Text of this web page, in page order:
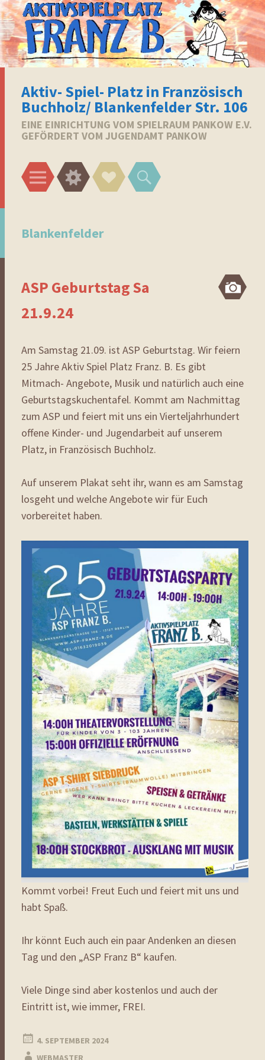
Aktiv- Spiel- Platz in Französisch
Buchholz/ Blankenfelder Str. 106
EINE EINRICHTUNG VOM SPIELRAUM PANKOW E.V.
GEFÖRDERT VOM JUGENDAMT PANKOW
Menü WidgetsSocial-
Links
Suchen
Blankenfelder
ASP Geburtstag Sa
21.9.24
Am Samstag 21.09. ist ASP Geburtstag. Wir feiern
25 Jahre Aktiv Spiel Platz Franz. B. Es gibt
Mitmach- Angebote, Musik und natürlich auch eine
Geburtstagskuchentafel. Kommt am Nachmittag
zum ASP und feiert mit uns ein Vierteljahrhundert
offene Kinder- und Jugendarbeit auf unserem
Platz, in Französisch Buchholz.
Auf unserem Plakat seht ihr, wann es am Samstag
losgeht und welche Angebote wir für Euch
vorbereitet haben.
Kommt vorbei! Freut Euch und feiert mit uns und
habt Spaß.
Ihr könnt Euch auch ein paar Andenken an diesen
Tag und den „ASP Franz B“ kaufen.
Viele Dinge sind aber kostenlos und auch der
Eintritt ist, wie immer, FREI.
4. SEPTEMBER 2024
WEBMASTER